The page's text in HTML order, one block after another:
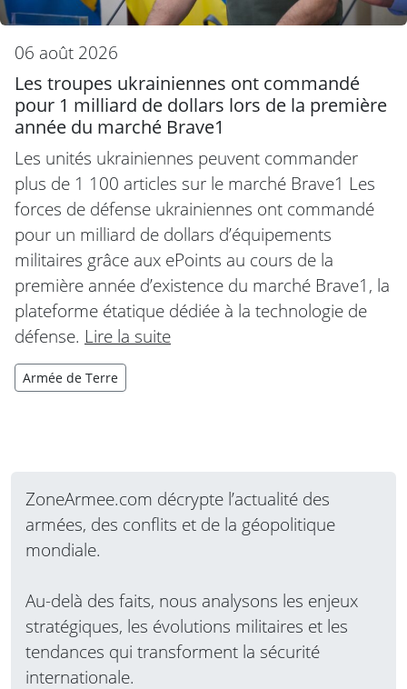
06 août 2026
Les troupes ukrainiennes ont commandé
pour 1 milliard de dollars lors de la première
année du marché Brave1
Les unités ukrainiennes peuvent commander
plus de 1 100 articles sur le marché Brave1 Les
forces de défense ukrainiennes ont commandé
pour un milliard de dollars d’équipements
militaires grâce aux ePoints au cours de la
première année d’existence du marché Brave1, la
plateforme étatique dédiée à la technologie de
défense. Lire la suite
Armée de Terre
ZoneArmee.com décrypte l’actualité des
armées, des conflits et de la géopolitique
mondiale.
Au-delà des faits, nous analysons les enjeux
stratégiques, les évolutions militaires et les
tendances qui transforment la sécurité
internationale.